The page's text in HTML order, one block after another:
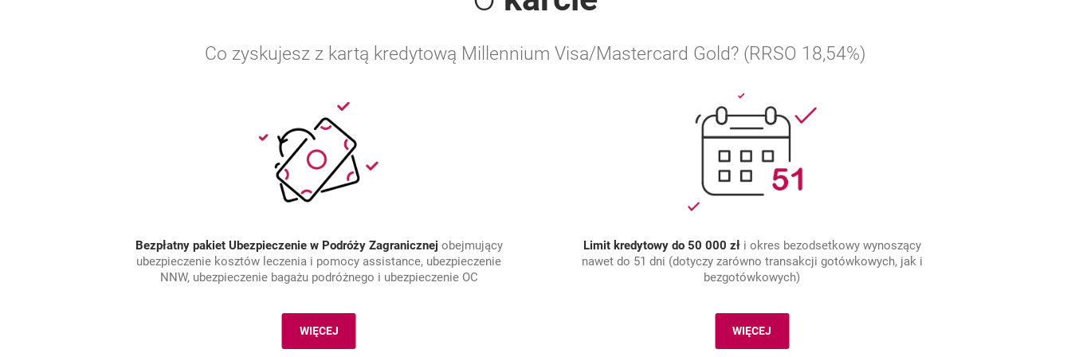
Co zyskujesz z kartą kredytową Millennium Visa/Mastercard Gold? (RRSO 18,54%)
Bezpłatny pakiet Ubezpieczenie w Podróży Zagranicznej obejmujący
ubezpieczenie kosztów leczenia i pomocy assistance, ubezpieczenie
NNW, ubezpieczenie bagażu podróżnego i ubezpieczenie OC
WIĘCEJBEZPŁATNY PAKIET UBEZPIECZENIE W PODRÓŻY ZAGRANICZNEJ
Limit kredytowy do 50 000 złi okres bezodsetkowy wynoszący
nawet do 51 dni (dotyczy zarówno transakcji gotówkowych, jak i
bezgotówkowych)
WIĘCEJLIMIT KREDYTOWY DO 50 000 ZŁ